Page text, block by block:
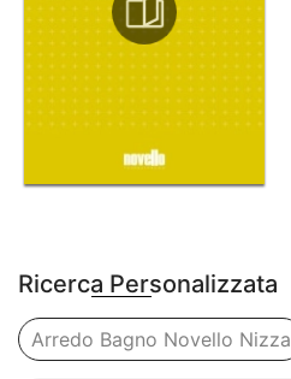
Ricerca Personalizzata
Arredo Bagno Novello Nizza